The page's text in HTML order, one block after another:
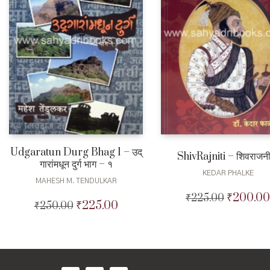
Udgaratun Durg Bhag 1 – उद्
गारांमधून दुर्ग भाग – १
MAHESH M. TENDULKAR
₹250.00 Original
₹225.00Current
ShivRajniti –
KEDAR PHALKE
₹225.00 Original
₹200.00